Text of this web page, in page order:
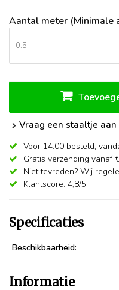
Aantal meter (Minimale
Vraag een staaltje aan
Voor 14:00 besteld,
Gratis verzending vanaf
Niet tevreden? Wij
Klantscore: 4,8/5
Specificaties
Beschikbaarheid:
Informatie